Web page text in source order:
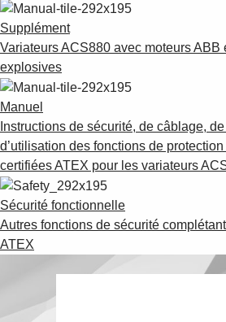
Shopping list preview
0
Supplément
Variateurs ACS880 avec moteurs ABB
explosives
Manuel
Instructions de sécurité, de câblage,
d’utilisation des fonctions de
certifiées ATEX pour les variateurs
Sécurité fonctionnelle
Autres fonctions de sécurité
ATEX